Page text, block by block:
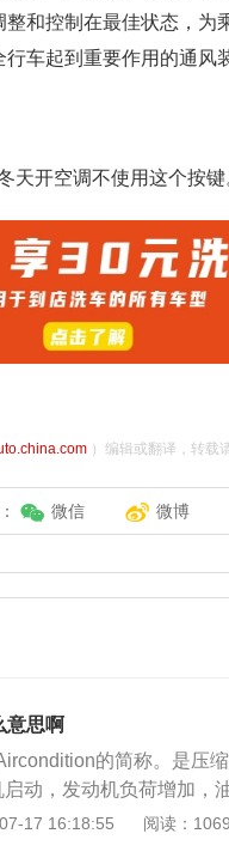
和控制在最佳状态，为
车起到重要作用的通风
天开空调不使用这个按键
）编辑或翻译，转载
微信 微博
意思啊
的简称。是压
动，发动机负荷增加，
空调分为手动空调和自
17 16:18:55 阅读：1069